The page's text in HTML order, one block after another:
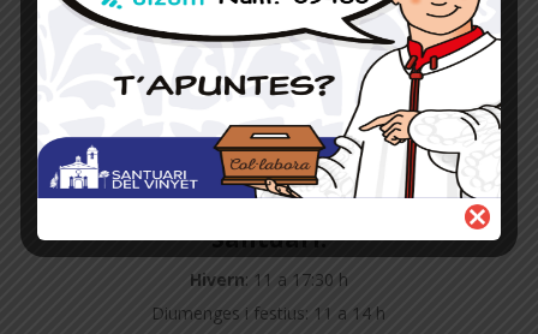
Horaris
Santuari:
Hivern: 11 a 17:30 h
Diumenges i festius: 11 a 14 h